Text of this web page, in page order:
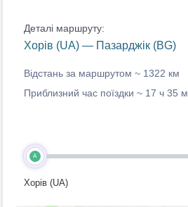
Деталі маршруту:
Хорів (UA) — Пазарджік (BG)
Відстань за маршрутом ~ 1322 км
Приблизний час поїздки ~ 17 ч 35 м
A
Хорів (UA)